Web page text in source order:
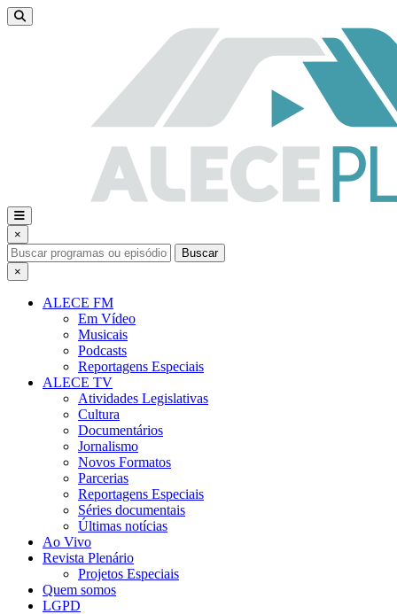
×
Buscar
×
ALECE FM
Em Vídeo
Musicais
Podcasts
Reportagens Especiais
ALECE TV
Atividades Legislativas
Cultura
Documentários
Jornalismo
Novos Formatos
Parcerias
Reportagens Especiais
Séries documentais
Últimas notícias
Ao Vivo
Revista Plenário
Projetos Especiais
Quem somos
LGPD